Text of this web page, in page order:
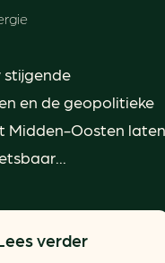
stijgende
en de geopolitieke
Midden-Oosten laten
verder